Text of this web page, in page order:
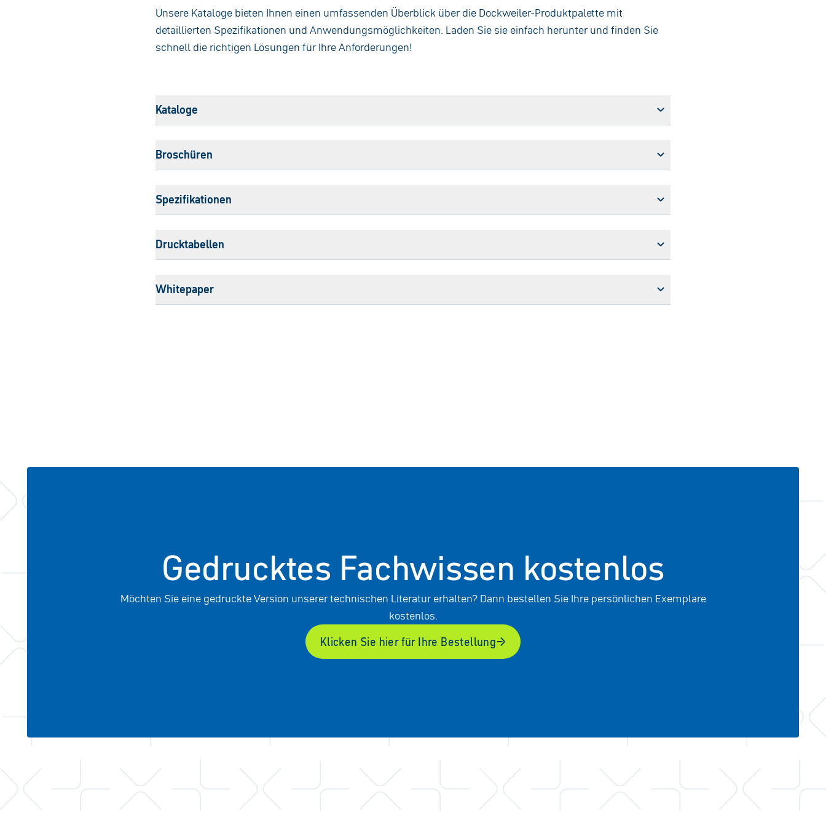
Unsere Kataloge bieten Ihnen einen umfassenden Überblick über die Dockweiler-Produktpalette mit
detaillierten Spezifikationen und Anwendungsmöglichkeiten. Laden Sie sie einfach herunter und finden Sie
schnell die richtigen Lösungen für Ihre Anforderungen!
Kataloge
Broschüren
Spezifikationen
Drucktabellen
Whitepaper
Gedrucktes Fachwissen kostenlos
Möchten Sie eine gedruckte Version unserer technischen Literatur erhalten? Dann bestellen Sie Ihre persönlichen Exemplare
kostenlos.
Klicken Sie hier für Ihre Bestellung